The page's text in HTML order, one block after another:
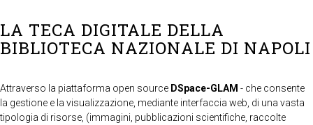
LA TECA DIGITALE DELLA
BIBLIOTECA NAZIONALE DI NAPOLI
Attraverso la piattaforma open source DSpace-GLAM - che consente
la gestione e la visualizzazione, mediante interfaccia web, di una vasta
tipologia di risorse, (immagini, pubblicazioni scientifiche, raccolte